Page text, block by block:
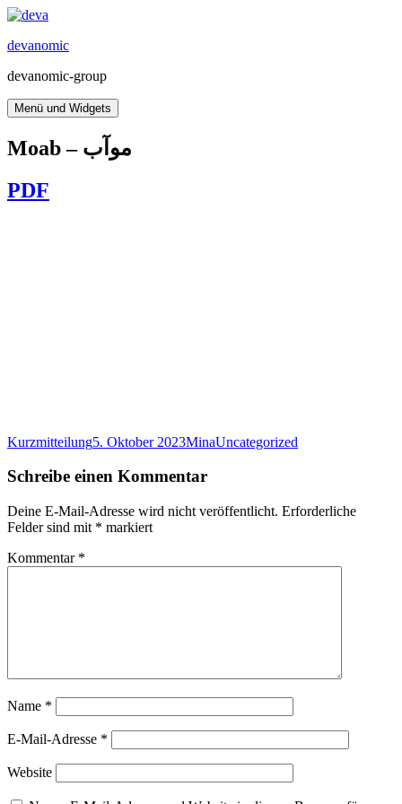
Zum
springen
devanomic
devanomic-group
Menü und Widgets
Moab – موآب
PDF
Format
KurzmitteilungVeröffentlicht
5. Oktober 2023Autor
MinaKategorien
Uncategorized
Schreibe einen Kommentar
Deine E-Mail-Adresse wird nicht veröffentlicht. Erforderliche
Felder sind mit * markiert
Kommentar *
Name *
E-Mail-Adresse *
Website